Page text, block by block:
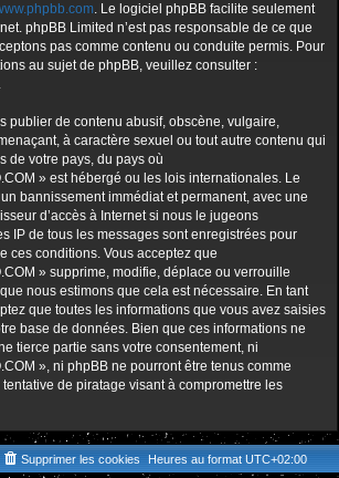
. Le logiciel phpBB facilite seulement
phpBB Limited n’est pas responsable de ce que
pas comme contenu ou conduite permis. Pour
au sujet de phpBB, veuillez consulter :
publier de contenu abusif, obscène, vulgaire,
à caractère sexuel ou tout autre contenu qui
de votre pays, du pays où
» est hébergé ou les lois internationales. Le
bannissement immédiat et permanent, avec une
d’accès à Internet si nous le jugeons
IP de tous les messages sont enregistrées pour
ces conditions. Vous acceptez que
» supprime, modifie, déplace ou verrouille
nous estimons que cela est nécessaire. En tant
que toutes les informations que vous avez saisies
base de données. Bien que ces informations ne
tierce partie sans votre consentement, ni
», ni phpBB ne pourront être tenus comme
de piratage visant à compromettre les
Heures au format UTC+02:00
Supprimer les cookies